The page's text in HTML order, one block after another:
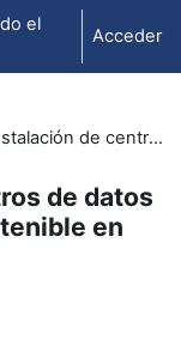
el
Acceder
T3E5: La instalación de centros de datos en España y el consumo sostenible en relación con el ODS 9
de datos
en